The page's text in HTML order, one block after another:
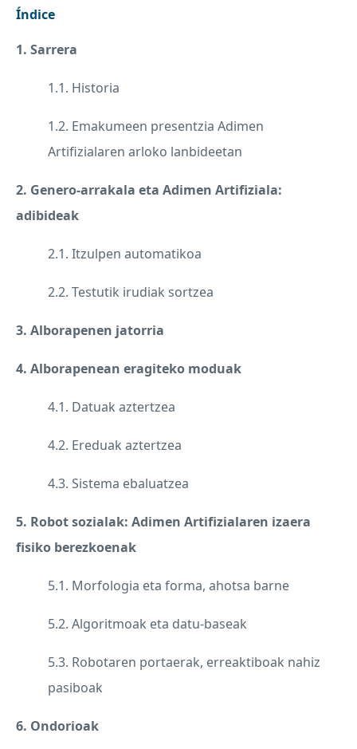
Índice
1. Sarrera
1.1. Historia
1.2. Emakumeen presentzia Adimen
Artifizialaren arloko lanbideetan
2. Genero-arrakala eta Adimen Artifiziala:
adibideak
2.1. Itzulpen automatikoa
2.2. Testutik irudiak sortzea
3. Alborapenen jatorria
4. Alborapenean eragiteko moduak
4.1. Datuak aztertzea
4.2. Ereduak aztertzea
4.3. Sistema ebaluatzea
5. Robot sozialak: Adimen Artifizialaren izaera
fisiko berezkoenak
5.1. Morfologia eta forma, ahotsa barne
5.2. Algoritmoak eta datu-baseak
5.3. Robotaren portaerak, erreaktiboak nahiz
pasiboak
6. Ondorioak